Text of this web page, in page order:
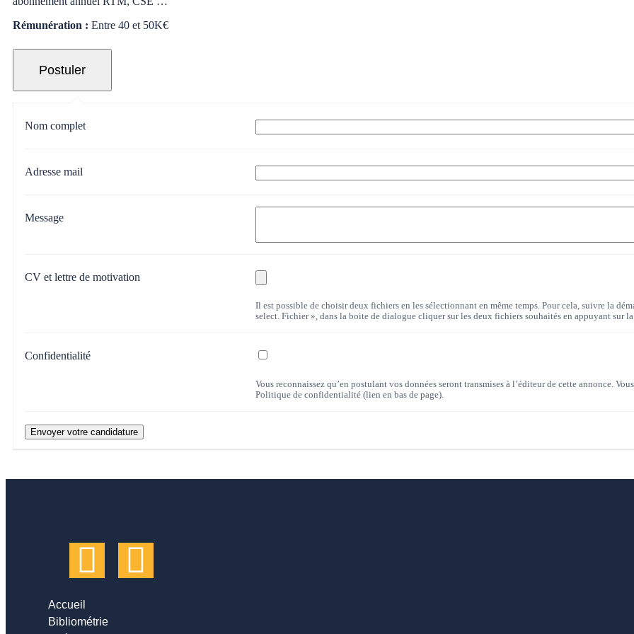
Rémunération : Entre 40 et 50K€
Nom complet
Adresse mail
Message
CV et lettre de motivation
Il est possible de choisir deux fichiers en les sélectionnant en même temps. Pour cela, suivre la
select. Fichier », dans la boite de dialogue cliquer sur les deux fichiers souhaités en appuyant sur
Confidentialité
Vous reconnaissez qu’en postulant vos données seront transmises à l’éditeur de cette annonce.
Politique de confidentialité (lien en bas de page).
Accueil
Bibliométrie